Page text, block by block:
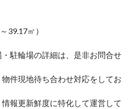
39.17㎡）
駐輪場の詳細は、是非お問合せ
件現地待ち合わせ対応をしてお
報更新鮮度に特化して運営して